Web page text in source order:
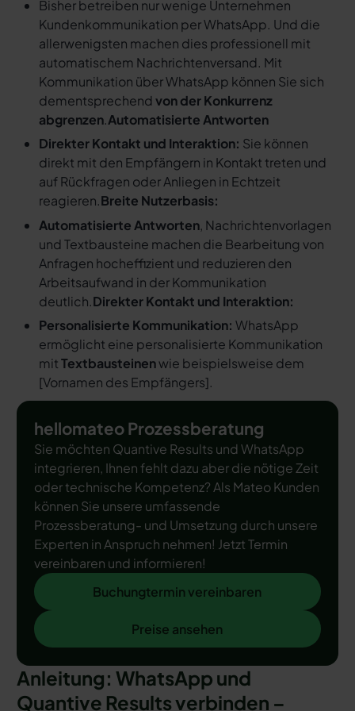
Bisher betreiben nur wenige Unternehmen
Kundenkommunikation per WhatsApp. Und die
allerwenigsten machen dies professionell mit
automatischem Nachrichtenversand. Mit
Kommunikation über WhatsApp können Sie sich
dementsprechendvon der Konkurrenz
abgrenzen.Automatisierte Antworten
Direkter Kontakt und Interaktion: Sie können
direkt mit den Empfängern in Kontakt treten und
auf Rückfragen oder Anliegen in Echtzeit
reagieren.Breite Nutzerbasis:
Automatisierte Antworten, Nachrichtenvorlagen
und Textbausteine machen die Bearbeitung von
Anfragen hocheffizient und reduzieren den
Arbeitsaufwand in der Kommunikation
deutlich.Direkter Kontakt und Interaktion:
Personalisierte Kommunikation: WhatsApp
ermöglicht eine personalisierte Kommunikation
mitTextbausteinenwie beispielsweise dem
[Vornamen des Empfängers].
hellomateo Prozessberatung
Sie möchten Quantive Results und WhatsApp
integrieren, Ihnen fehlt dazu aber die nötige Zeit
oder technische Kompetenz? Als Mateo Kunden
können Sie unsere umfassende
Prozessberatung- und Umsetzung durch unsere
Experten in Anspruch nehmen! Jetzt Termin
vereinbaren und informieren!
Buchungtermin vereinbaren
Buchungtermin vereinbaren
Preise ansehen
Preise ansehen
Anleitung: WhatsApp und
Quantive Results verbinden –